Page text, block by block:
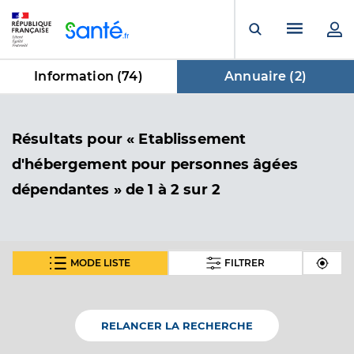
Ouvrir laMenu
Information (74) Annuaire (2)
Résultats dans Annuaire
pour « Etablissement
d'hébergement pour personnes âgées
dépendantes »de 1 à 2 sur 2
MODE LISTE FILTRER
âgées dépendantes
Etablissement de soins
RELANCER LA RECHERCHE